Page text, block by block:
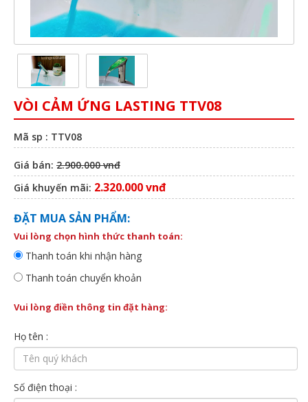
VÒI CẢM ỨNG LASTING TTV08
Mã sp : TTV08
Giá bán: 2.900.000 vnđ
Giá khuyến mãi: 2.320.000 vnđ
ĐẶT MUA SẢN PHẨM:
Vui lòng chọn hình thức thanh toán:
Thanh toán khi nhận hàng
Thanh toán chuyển khoản
Vui lòng điền thông tin đặt hàng:
Họ tên :
Số điện thoại :